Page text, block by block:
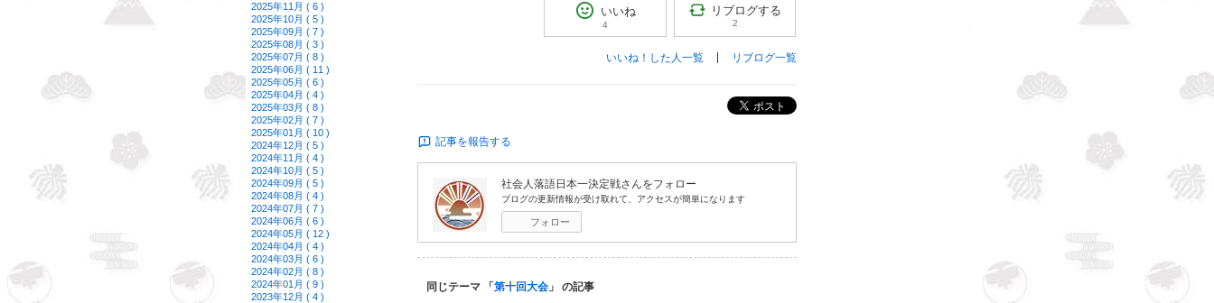
2025年11月 ( 6 )
2025年10月 ( 5 )
2025年09月 ( 7 )
2025年08月 ( 3 )
2025年07月 ( 8 )
2025年06月 ( 11 )
2025年05月 ( 6 )
2025年04月 ( 4 )
2025年03月 ( 8 )
2025年02月 ( 7 )
2025年01月 ( 10 )
2024年12月 ( 5 )
2024年11月 ( 4 )
2024年10月 ( 5 )
2024年09月 ( 5 )
2024年08月 ( 4 )
2024年07月 ( 7 )
2024年06月 ( 6 )
2024年05月 ( 12 )
2024年04月 ( 4 )
2024年03月 ( 6 )
2024年02月 ( 8 )
2024年01月 ( 9 )
2023年12月 ( 4 )
いいね
4
リブログする
2
いいね！した人一覧 リブログ一覧
ポスト
記事を報告する
社会人落語日本一決定戦さんをフォロー
ブログの更新情報が受け取れて、アクセスが簡単になります
フォロー
同じテーマ 「 第十回大会 」 の記事